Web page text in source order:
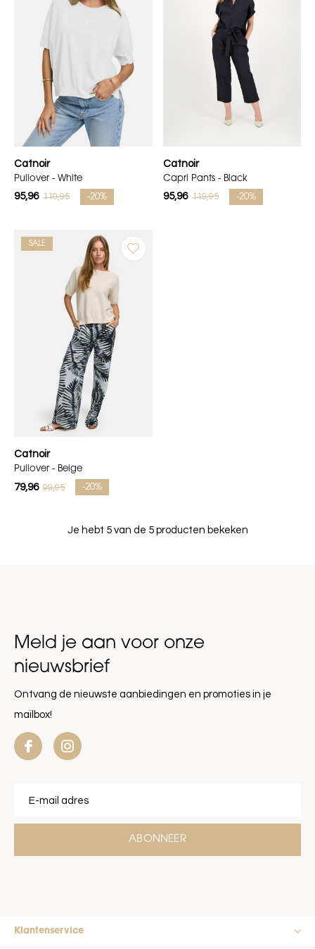
Catnoir
Pullover - White
95,96 119,95 -20%
Catnoir
Capri Pants - Black
95,96 119,95 -20%
SALE
Catnoir
Pullover - Beige
79,96 99,95 -20%
Je hebt 5 van de 5 producten bekeken
Meld je aan voor onze
nieuwsbrief
Ontvang de nieuwste aanbiedingen en promoties in je
mailbox!
ABONNEER
Klantenservice